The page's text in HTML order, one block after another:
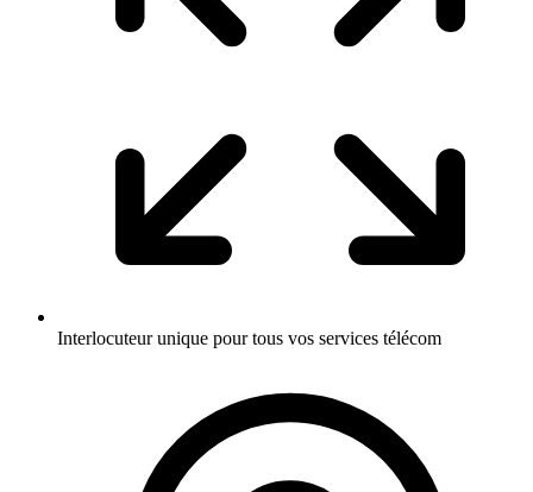
Interlocuteur unique pour tous vos services télécom